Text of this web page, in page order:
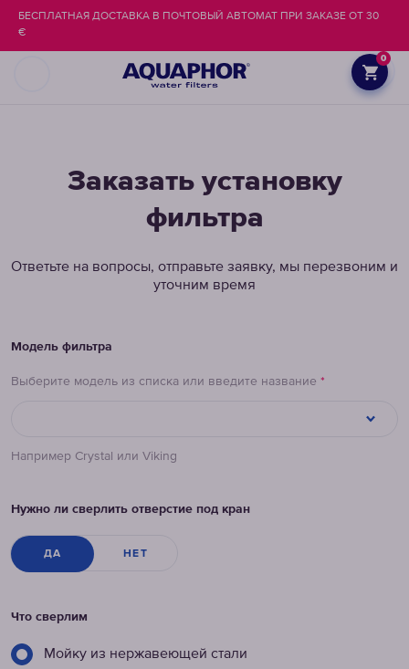
0
БЕСПЛАТНАЯ ДОСТАВКА В ПОЧТОВЫЙ АВТОМАТ ПРИ ЗАКАЗЕ ОТ 30
€
Заказать установку
фильтра
Ответьте на вопросы, отправьте заявку, мы перезвоним и
уточним время
Модель фильтра
Выберите модель из списка или введите название *
Например Crystal или Viking
Нужно ли сверлить отверстие под кран
ДА НЕТ
Что сверлим
Мойку из нержавеющей стали